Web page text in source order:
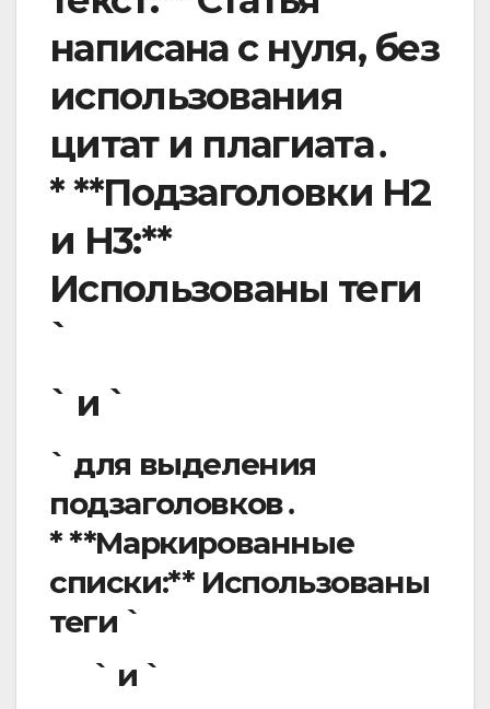
написана с нуля, без
использования
цитат и плагиата․
* **Подзаголовки H2
и H3:**
Использованы теги
`
` и `
` для выделения
подзаголовков․
* **Маркированные
списки:** Использованы
теги `
` и `